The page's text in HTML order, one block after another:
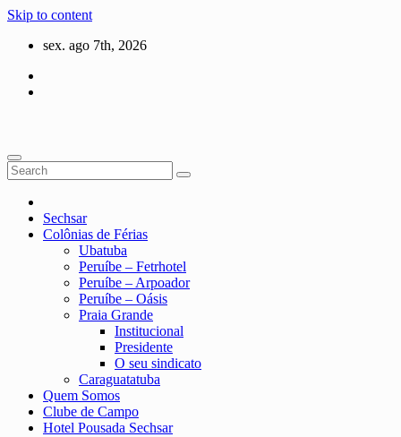
Skip to content
sex. ago 7th, 2026
Sechsar
Colônias de Férias
Ubatuba
Peruíbe – Fetrhotel
Peruíbe – Arpoador
Peruíbe – Oásis
Praia Grande
Institucional
Presidente
O seu sindicato
Caraguatatuba
Quem Somos
Clube de Campo
Hotel Pousada Sechsar